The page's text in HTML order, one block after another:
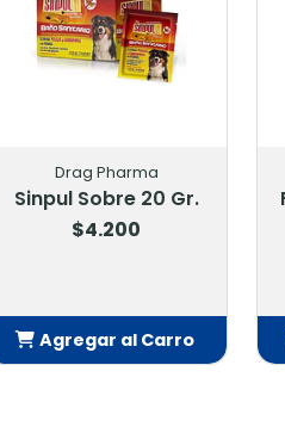
Boehringer
Frontline Botella 100
Ml
Agregar al Carro